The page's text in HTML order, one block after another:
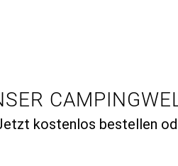
kostenlos bestellen